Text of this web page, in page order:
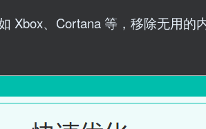
Xbox、Cortana 等，移除无用的